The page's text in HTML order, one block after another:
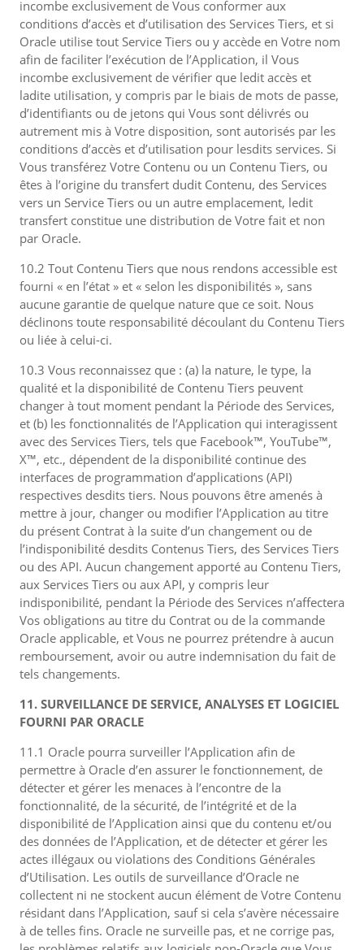
incombe exclusivement de Vous conformer aux
conditions d’accès et d’utilisation des Services Tiers, et si
Oracle utilise tout Service Tiers ou y accède en Votre nom
afin de faciliter l’exécution de l’Application, il Vous
incombe exclusivement de vérifier que ledit accès et
ladite utilisation, y compris par le biais de mots de passe,
d’identifiants ou de jetons qui Vous sont délivrés ou
autrement mis à Votre disposition, sont autorisés par les
conditions d’accès et d’utilisation pour lesdits services. Si
Vous transférez Votre Contenu ou un Contenu Tiers, ou
êtes à l’origine du transfert dudit Contenu, des Services
vers un Service Tiers ou un autre emplacement, ledit
transfert constitue une distribution de Votre fait et non
par Oracle.
10.2 Tout Contenu Tiers que nous rendons accessible est
fourni « en l’état » et « selon les disponibilités », sans
aucune garantie de quelque nature que ce soit. Nous
déclinons toute responsabilité découlant du Contenu Tiers
ou liée à celui-ci.
10.3 Vous reconnaissez que : (a) la nature, le type, la
qualité et la disponibilité de Contenu Tiers peuvent
changer à tout moment pendant la Période des Services,
et (b) les fonctionnalités de l’Application qui interagissent
avec des Services Tiers, tels que Facebook™, YouTube™,
X™, etc., dépendent de la disponibilité continue des
interfaces de programmation d’applications (API)
respectives desdits tiers. Nous pouvons être amenés à
mettre à jour, changer ou modifier l’Application au titre
du présent Contrat à la suite d’un changement ou de
l’indisponibilité desdits Contenus Tiers, des Services Tiers
ou des API. Aucun changement apporté au Contenu Tiers,
aux Services Tiers ou aux API, y compris leur
indisponibilité, pendant la Période des Services n’affectera
Vos obligations au titre du Contrat ou de la commande
Oracle applicable, et Vous ne pourrez prétendre à aucun
remboursement, avoir ou autre indemnisation du fait de
tels changements.
11. SURVEILLANCE DE SERVICE, ANALYSES ET LOGICIEL
FOURNI PAR ORACLE
11.1 Oracle pourra surveiller l’Application afin de
permettre à Oracle d’en assurer le fonctionnement, de
détecter et gérer les menaces à l’encontre de la
fonctionnalité, de la sécurité, de l’intégrité et de la
disponibilité de l’Application ainsi que du contenu et/ou
des données de l’Application, et de détecter et gérer les
actes illégaux ou violations des Conditions Générales
d’Utilisation. Les outils de surveillance d’Oracle ne
collectent ni ne stockent aucun élément de Votre Contenu
résidant dans l’Application, sauf si cela s’avère nécessaire
à de telles fins. Oracle ne surveille pas, et ne corrige pas,